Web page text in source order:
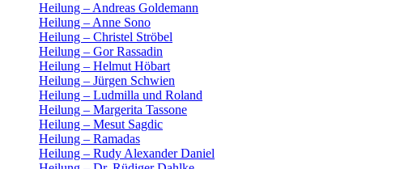
Heilung – Andreas Goldemann
Heilung – Anne Sono
Heilung – Christel Ströbel
Heilung – Gor Rassadin
Heilung – Helmut Höbart
Heilung – Jürgen Schwien
Heilung – Ludmilla und Roland
Heilung – Margerita Tassone
Heilung – Mesut Sagdic
Heilung – Ramadas
Heilung – Rudy Alexander Daniel